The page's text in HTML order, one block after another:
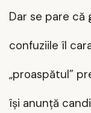
Dar se pare că
confuziile îl
„proaspătul”
își anunță